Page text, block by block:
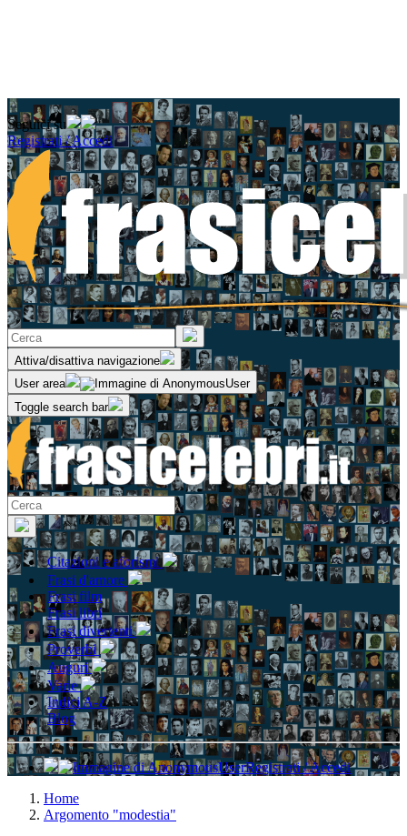
Seguici su
Registrati / Accedi
Attiva/disattiva navigazione
User area
Toggle search bar
Citazioni e aforismi
Frasi d'amore
Frasi film
Frasi libri
Frasi divertenti
Proverbi
Auguri
Varie
Indici A-Z
Blog
Registrati / Accedi
Home
Argomento "modestia"